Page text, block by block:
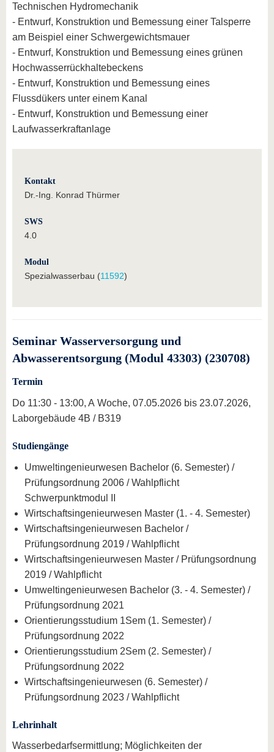
Technischen Hydromechanik
- Entwurf, Konstruktion und Bemessung einer Talsperre
am Beispiel einer Schwergewichtsmauer
- Entwurf, Konstruktion und Bemessung eines grünen
Hochwasserrückhaltebeckens
- Entwurf, Konstruktion und Bemessung eines
Flussdükers unter einem Kanal
- Entwurf, Konstruktion und Bemessung einer
Laufwasserkraftanlage
Kontakt
Dr.-Ing. Konrad Thürmer
SWS
4.0
Modul
Spezialwasserbau (11592)
Seminar Wasserversorgung und
Abwasserentsorgung (Modul 43303) (230708)
Termin
Do 11:30 - 13:00, A Woche, 07.05.2026 bis 23.07.2026,
Laborgebäude 4B / B319
Studiengänge
Umweltingenieurwesen Bachelor (6. Semester) /
Prüfungsordnung 2006 / Wahlpflicht
Schwerpunktmodul II
Wirtschaftsingenieurwesen Master (1. - 4. Semester)
Wirtschaftsingenieurwesen Bachelor /
Prüfungsordnung 2019 / Wahlpflicht
Wirtschaftsingenieurwesen Master / Prüfungsordnung
2019 / Wahlpflicht
Umweltingenieurwesen Bachelor (3. - 4. Semester) /
Prüfungsordnung 2021
Orientierungsstudium 1Sem (1. Semester) /
Prüfungsordnung 2022
Orientierungsstudium 2Sem (2. Semester) /
Prüfungsordnung 2022
Wirtschaftsingenieurwesen (6. Semester) /
Prüfungsordnung 2023 / Wahlpflicht
Lehrinhalt
Wasserbedarfsermittlung; Möglichkeiten der